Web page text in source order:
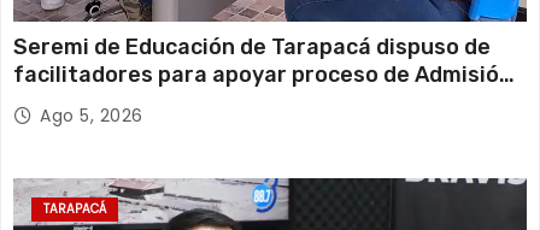
Seremi de Educación de Tarapacá dispuso de
facilitadores para apoyar proceso de Admisión
Escolar 2027
Ago 5, 2026
TARAPACÁ